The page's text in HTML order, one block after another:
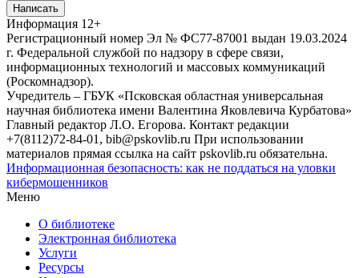
Написать
Информация 12+
Регистрационный номер Эл № ФС77-87001 выдан 19.03.2024
г. Федеральной службой по надзору в сфере связи,
информационных технологий и массовых коммуникаций
(Роскомнадзор).
Учредитель – ГБУК «Псковская областная универсальная
научная библиотека имени Валентина Яковлевича Курбатова»
Главный редактор Л.О. Егорова. Контакт редакции
+7(8112)72-84-01, bib@pskovlib.ru При использовании
материалов прямая ссылка на сайт pskovlib.ru обязательна.
Информационная безопасность: как не поддаться на уловки
кибермошенников
Меню
О библиотеке
Электронная библиотека
Услуги
Ресурсы